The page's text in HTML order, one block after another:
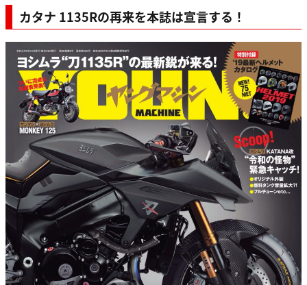
カタナ 1135Rの再来を本誌は宣言する！